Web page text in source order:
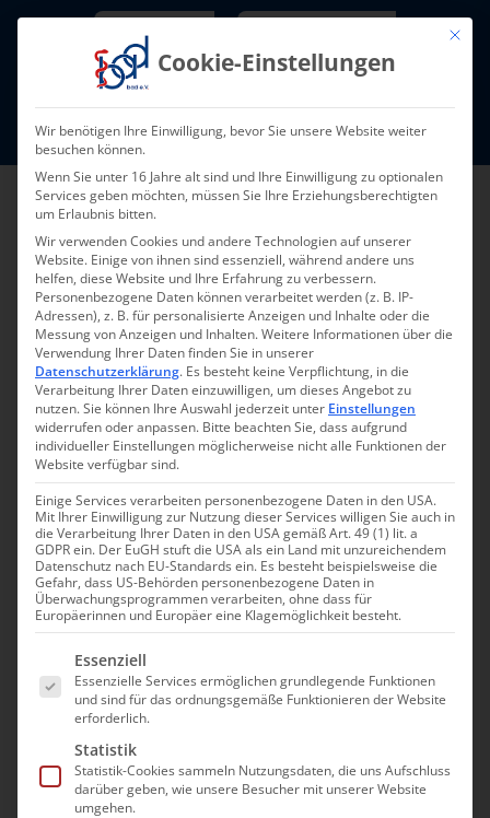
Skip
Fort- und Weiterbildung I Termine
Zurück
Qualifizierung zur HKP-
Assistenzkraft (Hamburg)
Veranstaltungen
Such-
und
Anstehend
Datum
auswählen.
Sep. 2026
Di.
1
8:30 -13:30
Qualifizierung zur HKP-Assistenzkraft (Hamburg)
944,00€
Mit
Cookie-Einstellungen
Wir benötigen Ihre Einwilligung, bevor Sie unsere Website weiter
besuchen können.
Wenn Sie unter 16 Jahre alt sind und Ihre Einwilligung zu optionalen
Services geben möchten, müssen Sie Ihre Erziehungsberechtigten
um Erlaubnis bitten.
Wir verwenden Cookies und andere Technologien auf unserer
Website. Einige von ihnen sind essenziell, während andere uns
helfen, diese Website und Ihre Erfahrung zu verbessern.
Personenbezogene Daten können verarbeitet werden (z. B. IP-
Adressen), z. B. für personalisierte Anzeigen und Inhalte oder die
Messung von Anzeigen und Inhalten.Weitere Informationen über die
Verwendung Ihrer Daten finden Sie in unserer
Datenschutzerklärung. Es besteht keine Verpflichtung, in die
Verarbeitung Ihrer Daten einzuwilligen, um dieses Angebot zu
nutzen.Sie können Ihre Auswahl jederzeit unter Einstellungen
widerrufen oder anpassen. Bitte beachten Sie, dass aufgrund
individueller Einstellungen möglicherweise nicht alle Funktionen der
Website verfügbar sind.
Einige Services verarbeiten personenbezogene Daten in den USA.
Mit Ihrer Einwilligung zur Nutzung dieser Services willigen Sie auch in
die Verarbeitung Ihrer Daten in den USA gemäß Art. 49 (1) lit. a
GDPR ein. Der EuGH stuft die USA als ein Land mit unzureichendem
Datenschutz nach EU-Standards ein. Es besteht beispielsweise die
Gefahr, dass US-Behörden personenbezogene Daten in
Überwachungsprogrammen verarbeiten, ohne dass für
Europäerinnen und Europäer eine Klagemöglichkeit besteht.
Es folgt eine Liste der Service-Gruppen, für die
Essenziell
Essenzielle Services ermöglichen grundlegende Funktionen
und sind für das ordnungsgemäße Funktionieren der Website
erforderlich.
Statistik
Statistik-Cookies sammeln Nutzungsdaten, die uns Aufschluss
darüber geben, wie unsere Besucher mit unserer Website
umgehen.